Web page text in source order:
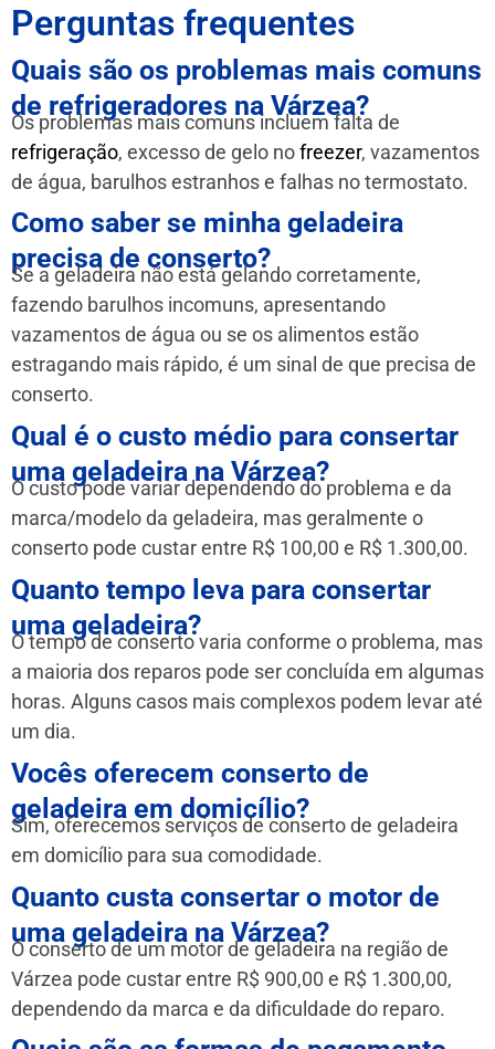
Perguntas frequentes
Quais são os problemas mais comuns
de refrigeradores na Várzea?
Os problemas mais comuns incluem falta de
refrigeração, excesso de gelo nofreezer, vazamentos
de água, barulhos estranhos e falhas no termostato.
Como saber se minha geladeira
precisa de conserto?
Se a geladeira não está gelando corretamente,
fazendo barulhos incomuns, apresentando
vazamentos de água ou se os alimentos estão
estragando mais rápido, é um sinal de que precisa de
conserto.
Qual é o custo médio para consertar
uma geladeira na Várzea?
O custo pode variar dependendo do problema e da
marca/modelo da geladeira, mas geralmente o
conserto pode custar entre R$ 100,00 e R$ 1.300,00.
Quanto tempo leva para consertar
uma geladeira?
O tempo de conserto varia conforme o problema, mas
a maioria dos reparos pode ser concluída em algumas
horas. Alguns casos mais complexos podem levar até
um dia.
Vocês oferecem conserto de
geladeira em domicílio?
Sim, oferecemos serviços de conserto de geladeira
em domicílio para sua comodidade.
Quanto custa consertar o motor de
uma geladeira na Várzea?
O conserto de um motor de geladeira na região de
Várzea pode custar entre R$ 900,00 e R$ 1.300,00,
dependendo da marca e da dificuldade do reparo.